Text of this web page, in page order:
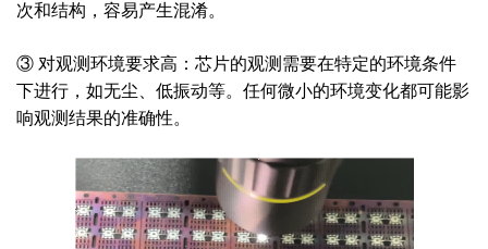
次和结构，容易产生混淆。
③ 对观测环境要求高：芯片的观测需要在特定的环境条件
下进行，如无尘、低振动等。任何微小的环境变化都可能影
响观测结果的准确性。